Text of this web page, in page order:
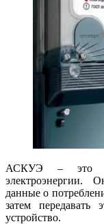
АСКУЭ – это
электроэнергии.
данные о
затем
устройство.